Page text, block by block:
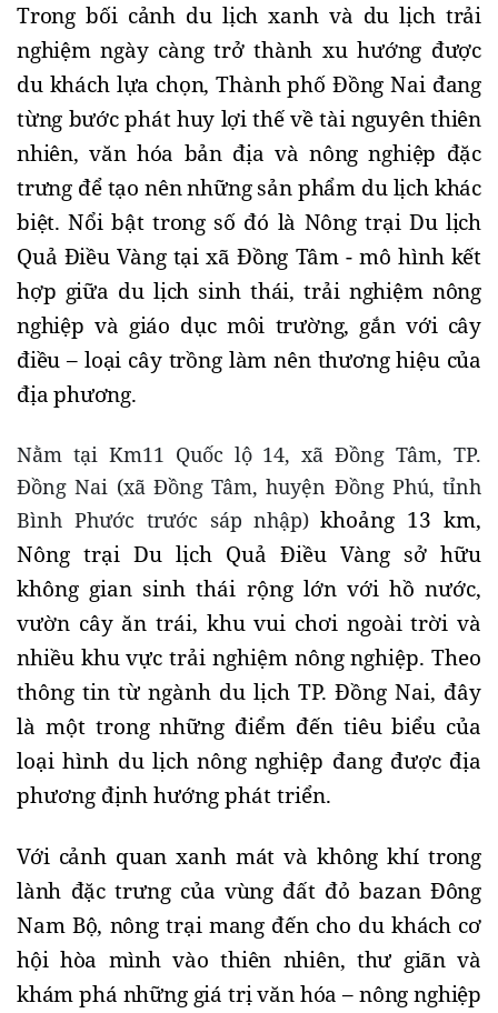
Trong bối cảnh du lịch xanh và du lịch trải
nghiệm ngày càng trở thành xu hướng được
du khách lựa chọn, Thành phố Đồng Nai đang
từng bước phát huy lợi thế về tài nguyên thiên
nhiên, văn hóa bản địa và nông nghiệp đặc
trưng để tạo nên những sản phẩm du lịch khác
biệt. Nổi bật trong số đó là Nông trại Du lịch
Quả Điều Vàng tại xã Đồng Tâm - mô hình kết
hợp giữa du lịch sinh thái, trải nghiệm nông
nghiệp và giáo dục môi trường, gắn với cây
điều – loại cây trồng làm nên thương hiệu của
địa phương.
Nằm tại Km11 Quốc lộ 14, xã Đồng Tâm, TP.
Đồng Nai (xã Đồng Tâm, huyện Đồng Phú, tỉnh
Bình Phước trước sáp nhập) khoảng 13 km,
Nông trại Du lịch Quả Điều Vàng sở hữu
không gian sinh thái rộng lớn với hồ nước,
vườn cây ăn trái, khu vui chơi ngoài trời và
nhiều khu vực trải nghiệm nông nghiệp. Theo
thông tin từ ngành du lịch TP. Đồng Nai, đây
là một trong những điểm đến tiêu biểu của
loại hình du lịch nông nghiệp đang được địa
phương định hướng phát triển.
Với cảnh quan xanh mát và không khí trong
lành đặc trưng của vùng đất đỏ bazan Đông
Nam Bộ, nông trại mang đến cho du khách cơ
hội hòa mình vào thiên nhiên, thư giãn và
khám phá những giá trị văn hóa – nông nghiệp